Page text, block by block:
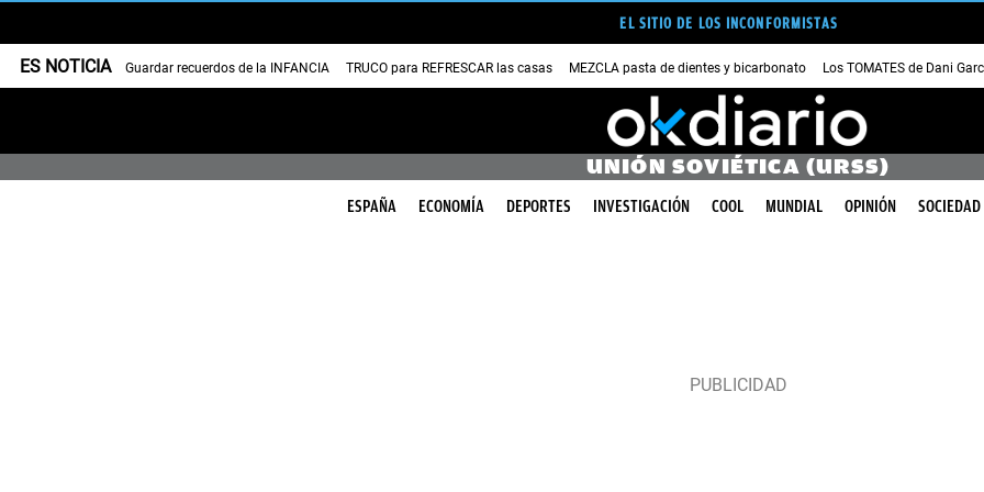
EL SITIO DE LOS INCONFORMISTAS
ES NOTICIA Guardar recuerdos de la INFANCIA TRUCO para REFRESCAR las casas MEZCLA pasta de dientes y bicarbonato Los TOMATES de Dani
UNIÓN SOVIÉTICA (URSS)
ESPAÑA ECONOMÍA DEPORTES INVESTIGACIÓN COOL MUNDIAL OPINIÓN SOCIEDAD